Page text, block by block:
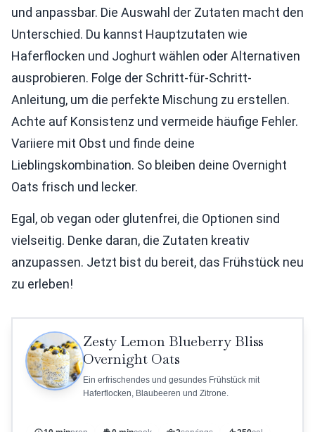
und anpassbar. Die Auswahl der Zutaten macht den
Unterschied. Du kannst Hauptzutaten wie
Haferflocken und Joghurt wählen oder Alternativen
ausprobieren. Folge der Schritt-für-Schritt-
Anleitung, um die perfekte Mischung zu erstellen.
Achte auf Konsistenz und vermeide häufige Fehler.
Variiere mit Obst und finde deine
Lieblingskombination. So bleiben deine Overnight
Oats frisch und lecker.
Egal, ob vegan oder glutenfrei, die Optionen sind
vielseitig. Denke daran, die Zutaten kreativ
anzupassen. Jetzt bist du bereit, das Frühstück neu
zu erleben!
Zesty Lemon Blueberry Bliss
Overnight Oats
Ein erfrischendes und gesundes Frühstück mit
Haferflocken, Blaubeeren und Zitrone.